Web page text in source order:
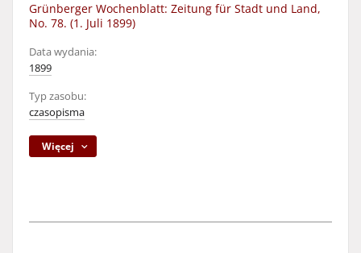
Grünberger Wochenblatt: Zeitung für Stadt und Land,
No. 78. (1. Juli 1899)
Data wydania:
1899
Typ zasobu:
czasopisma
Więcej